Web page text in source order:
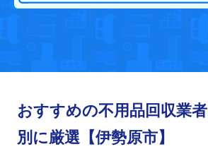
おすすめの不用品回収業
別に厳選【伊勢原市】